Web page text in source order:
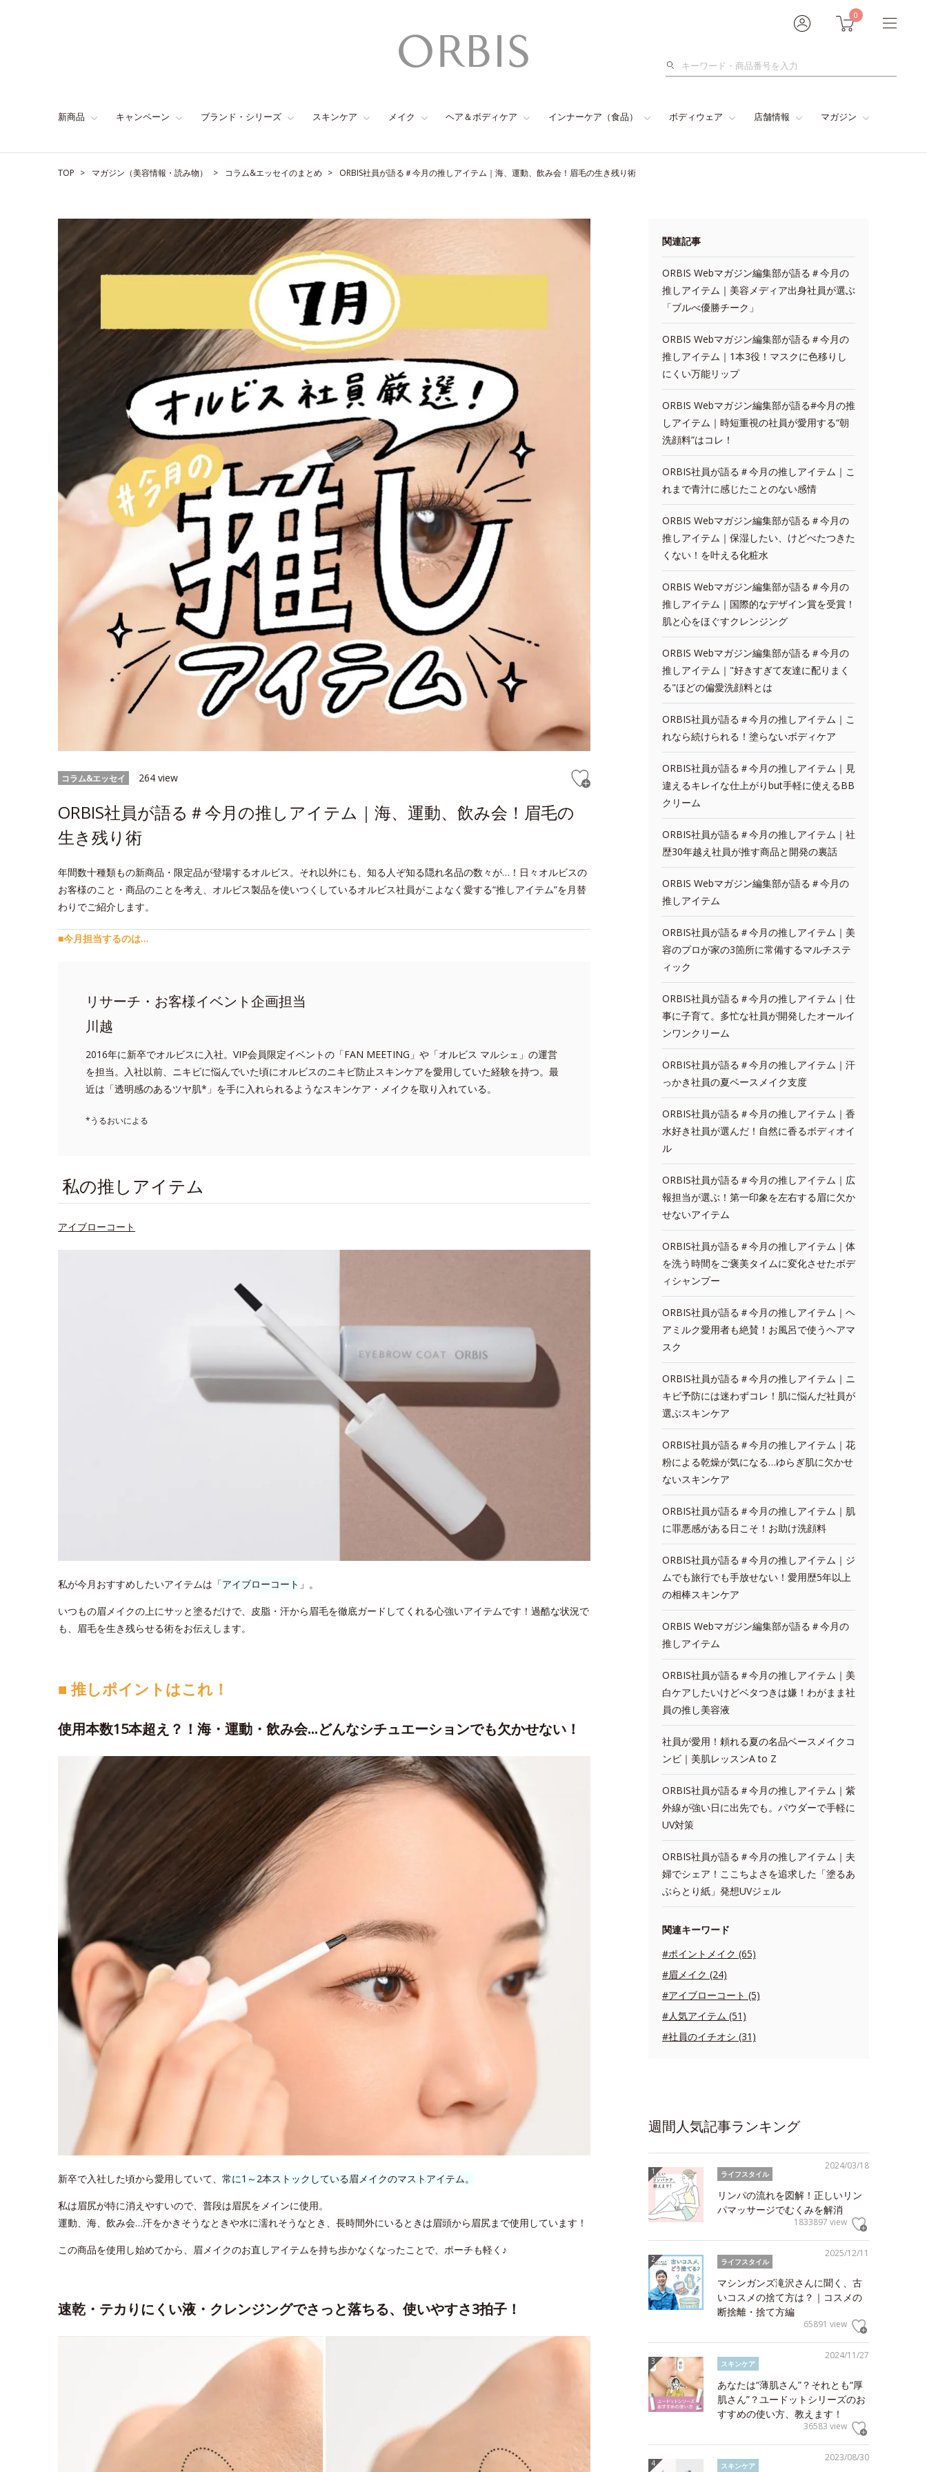
0
検
新商品 キャンペーン ブランド・シリーズ スキンケア メイク ヘア＆ボディケア インナーケア（食品） ボディウェア 店舗情報 マガジン
TOP マガジン（美容情報・読み物） コラム&エッセイのまとめ ORBIS社員が語る＃今月の推しアイテム｜海、運動、飲み会！眉毛の生き残り術
コラム&エッセイ 264 view
ORBIS社員が語る＃今月の推しアイテム｜海、運動、飲み会！眉毛の
生き残り術
年間数十種類もの新商品・限定品が登場するオルビス。それ以外にも、知る人ぞ知る隠れ名品の数々が…！日々オルビスの
お客様のこと・商品のことを考え、オルビス製品を使いつくしているオルビス社員がこよなく愛する“推しアイテム”を月替
わりでご紹介します。
■今月担当するのは…
リサーチ・お客様イベント企画担当
川越
2016年に新卒でオルビスに入社。VIP会員限定イベントの「FAN MEETING」や「オルビス マルシェ」の運営
を担当。入社以前、ニキビに悩んでいた頃にオルビスのニキビ防止スキンケアを愛用していた経験を持つ。最
近は「透明感のあるツヤ肌*」を手に入れられるようなスキンケア・メイクを取り入れている。
*うるおいによる
私の推しアイテム
アイブローコート
私が今月おすすめしたいアイテムは「アイブローコート 」。
いつもの眉メイクの上にサッと塗るだけで、皮脂・汗から眉毛を徹底ガードしてくれる心強いアイテムです！過酷な状況で
も、眉毛を生き残らせる術をお伝えします。
■ 推しポイントはこれ！
使用本数15本超え？！海・運動・飲み会…どんなシチュエーションでも欠かせない！
新卒で入社した頃から愛用していて、 常に1～2本ストックしている眉メイクのマストアイテム。
私は眉尻が特に消えやすいので、普段は眉尻をメインに使用。
運動、海、飲み会…汗をかきそうなときや水に濡れそうなとき、長時間外にいるときは眉頭から眉尻まで使用しています！
この商品を使用し始めてから、眉メイクのお直しアイテムを持ち歩かなくなったことで、ポーチも軽く♪
速乾・テカりにくい液・クレンジングでさっと落ちる、使いやすさ3拍子！
関連記事
ORBIS Webマガジン編集部が語る＃今月の
推しアイテム｜美容メディア出身社員が選ぶ
「ブルべ優勝チーク」
ORBIS Webマガジン編集部が語る＃今月の
推しアイテム｜1本3役！マスクに色移りし
にくい万能リップ
ORBIS Webマガジン編集部が語る#今月の推
しアイテム｜時短重視の社員が愛用する“朝
洗顔料”はコレ！
ORBIS社員が語る＃今月の推しアイテム｜こ
れまで青汁に感じたことのない感情
ORBIS Webマガジン編集部が語る＃今月の
推しアイテム｜保湿したい、けどべたつきた
くない！を叶える化粧水
ORBIS Webマガジン編集部が語る＃今月の
推しアイテム｜国際的なデザイン賞を受賞！
肌と心をほぐすクレンジング
ORBIS Webマガジン編集部が語る＃今月の
推しアイテム｜"好きすぎて友達に配りまく
る"ほどの偏愛洗顔料とは
ORBIS社員が語る＃今月の推しアイテム｜こ
れなら続けられる！塗らないボディケア
ORBIS社員が語る＃今月の推しアイテム｜見
違えるキレイな仕上がりbut手軽に使えるBB
クリーム
ORBIS社員が語る＃今月の推しアイテム｜社
歴30年越え社員が推す商品と開発の裏話
ORBIS Webマガジン編集部が語る＃今月の
推しアイテム
ORBIS社員が語る＃今月の推しアイテム｜美
容のプロが家の3箇所に常備するマルチステ
ィック
ORBIS社員が語る＃今月の推しアイテム｜仕
事に子育て。多忙な社員が開発したオールイ
ンワンクリーム
ORBIS社員が語る＃今月の推しアイテム｜汗
っかき社員の夏ベースメイク支度
ORBIS社員が語る＃今月の推しアイテム｜香
水好き社員が選んだ！自然に香るボディオイ
ル
ORBIS社員が語る＃今月の推しアイテム｜広
報担当が選ぶ！第一印象を左右する眉に欠か
せないアイテム
ORBIS社員が語る＃今月の推しアイテム｜体
を洗う時間をご褒美タイムに変化させたボデ
ィシャンプー
ORBIS社員が語る＃今月の推しアイテム｜ヘ
アミルク愛用者も絶賛！お風呂で使うヘアマ
スク
ORBIS社員が語る＃今月の推しアイテム｜ニ
キビ予防には迷わずコレ！肌に悩んだ社員が
選ぶスキンケア
ORBIS社員が語る＃今月の推しアイテム｜花
粉による乾燥が気になる…ゆらぎ肌に欠かせ
ないスキンケア
ORBIS社員が語る＃今月の推しアイテム｜肌
に罪悪感がある日こそ！お助け洗顔料
ORBIS社員が語る＃今月の推しアイテム｜ジ
ムでも旅行でも手放せない！愛用歴5年以上
の相棒スキンケア
ORBIS Webマガジン編集部が語る＃今月の
推しアイテム
ORBIS社員が語る＃今月の推しアイテム｜美
白ケアしたいけどベタつきは嫌！わがまま社
員の推し美容液
社員が愛用！頼れる夏の名品ベースメイクコ
ンビ｜美肌レッスンA to Z
ORBIS社員が語る＃今月の推しアイテム｜紫
外線が強い日に出先でも。パウダーで手軽に
UV対策
ORBIS社員が語る＃今月の推しアイテム｜夫
婦でシェア！ここちよさを追求した「塗るあ
ぶらとり紙」発想UVジェル
関連キーワード
#ポイントメイク (65)
#眉メイク (24)
#アイブローコート (5)
#人気アイテム (51)
#社員のイチオシ (31)
週間人気記事ランキング
2024/03/18
ライフスタイル
リンパの流れを図解！正しいリン
パマッサージでむくみを解消
1833897 view
2025/12/11
ライフスタイル
マシンガンズ滝沢さんに聞く、古
いコスメの捨て方は？｜コスメの
断捨離・捨て方編
65891 view
2024/11/27
スキンケア
あなたは“薄肌さん”？それとも“厚
肌さん”？ユードットシリーズのお
すすめの使い方、教えます！
36583 view
2023/08/30
スキンケア